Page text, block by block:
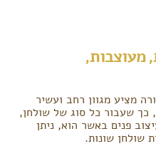
מעוצבות,
מציע מגוון רחב ועשיר
, כך שעבור כל סוג של שולחן,
פנים באשר הוא, ניתן
שולחן שונות.